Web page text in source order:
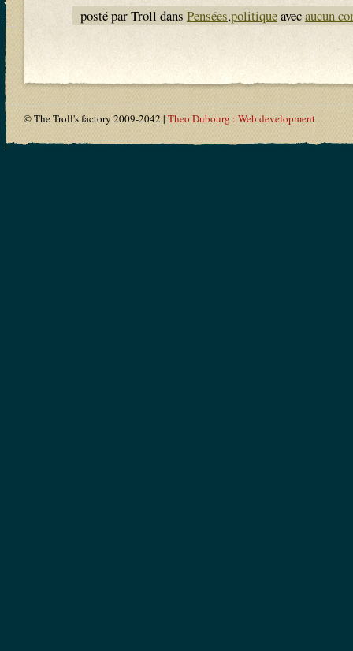
posté par Troll dans Pensées,politiqueavecaucun
© The Troll's factory 2009-2042 | Theo Dubourg : Web development